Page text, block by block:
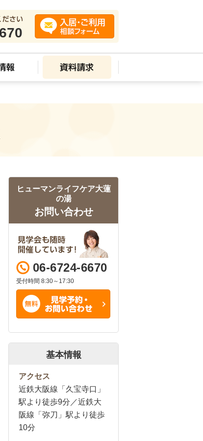
ヒューマンライフケア大蓮
の湯
お問い合わせ
06-6724-6670
受付時間 8:30～17:30
基本情報
アクセス
近鉄大阪線「久宝寺口」
駅より徒歩9分／近鉄大
阪線「弥刀」駅より徒歩
10分